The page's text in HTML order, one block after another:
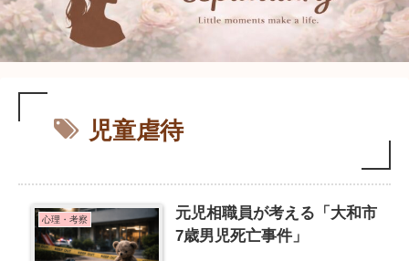
児童虐待
心理・考察
元児相職員が考える「大和市
7歳男児死亡事件」